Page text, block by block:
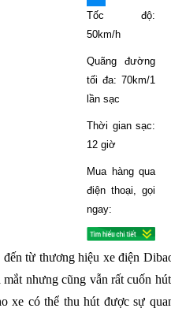
Tốc độ:
50km/h
Quãng đường
tối đa: 70km/1
lần sạc
Thời gian sạc:
12 giờ
Mua hàng qua
điện thoại, gọi
ngay:
từ thương hiệu xe điện
nhưng cũng vẫn rất cuốn
xe có thể thu hút được sự